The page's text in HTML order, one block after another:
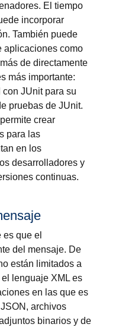
El tiempo
incorporar
También puede
aplicaciones como
de directamente
más importante:
JUnit para su
pruebas de JUnit.
crear
para las
en los
desarrolladores y
continuas.
que el
del mensaje. De
están limitados a
lenguaje XML es
en las que es
archivos
binarios y de